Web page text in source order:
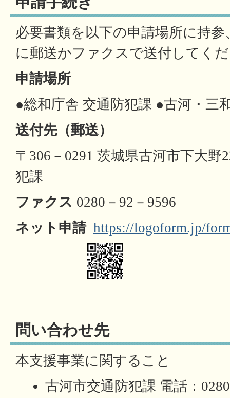
必要書類を以下の申請場所に持
に郵送かファクスで送付してく
申請場所
●総和庁舎 交通防犯課 ●古河・三
送付先（郵送）
〒306－0291 茨城県古河市下大野
犯課
ファクス 0280－92－9596
ネット申請 https://logoform.jp/
問い合わせ先
本支援事業に関すること
古河市交通防犯課 電話：